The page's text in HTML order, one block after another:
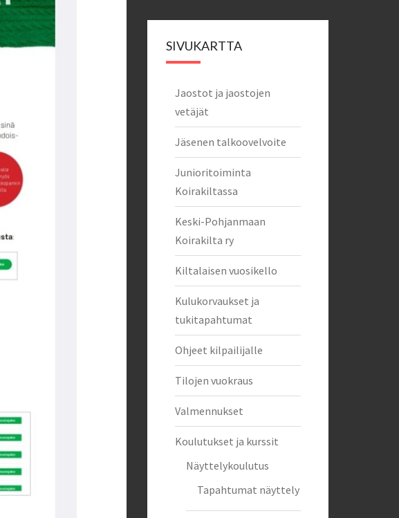
SIVUKARTTA
Jaostot ja jaostojen
vetäjät
Jäsenen talkoovelvoite
Junioritoiminta
Koirakiltassa
Keski-Pohjanmaan
Koirakilta ry
Kiltalaisen vuosikello
Kulukorvaukset ja
tukitapahtumat
Ohjeet kilpailijalle
Tilojen vuokraus
Valmennukset
Koulutukset ja kurssit
Näyttelykoulutus
Tapahtumat näyttely